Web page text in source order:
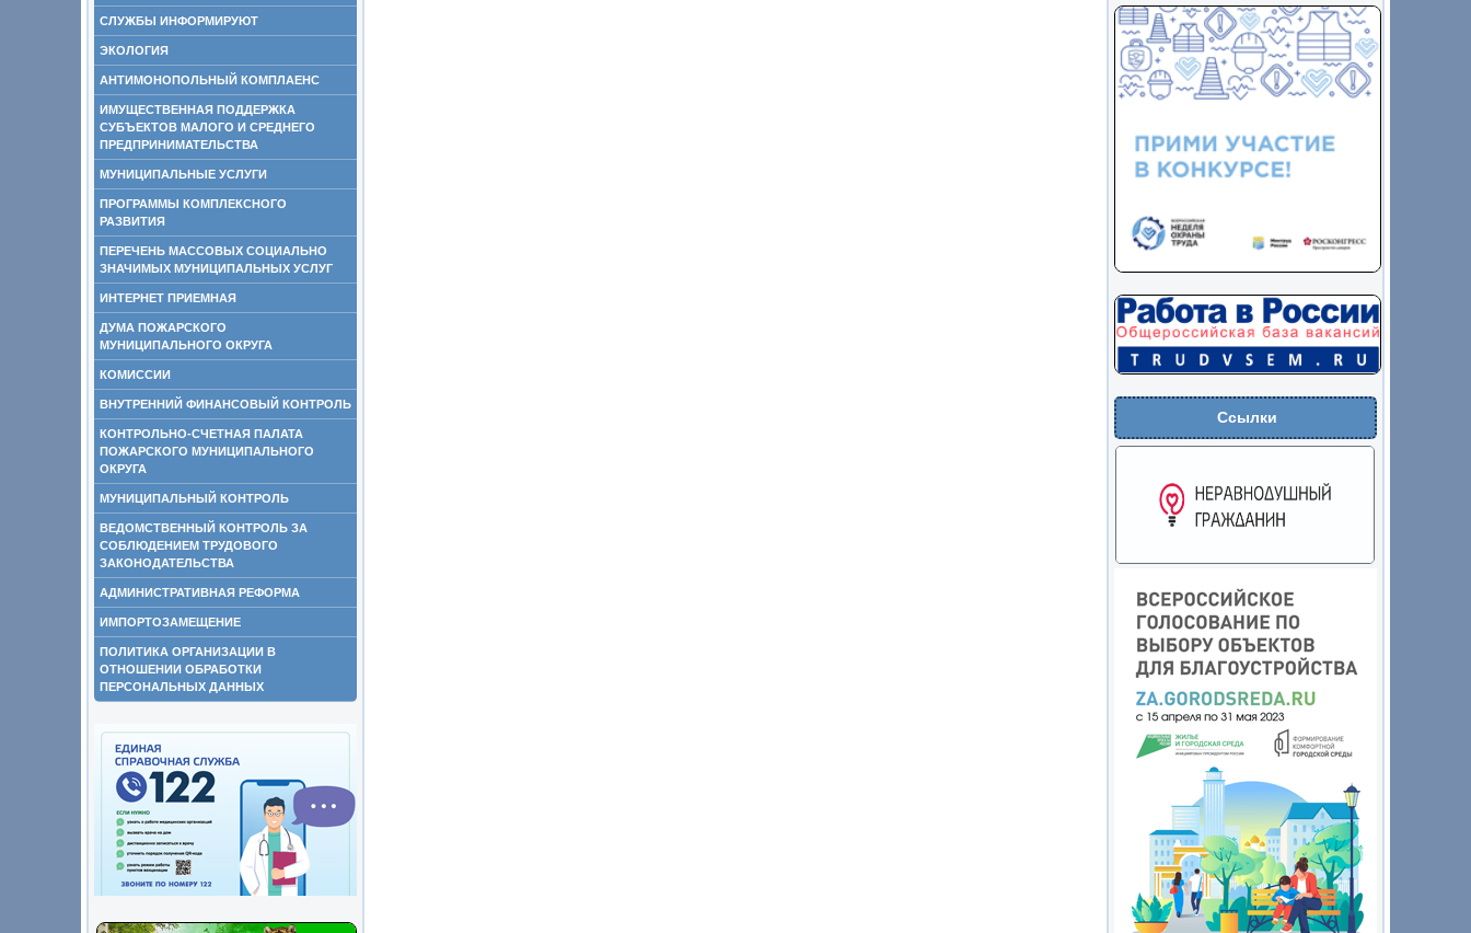
СЛУЖБЫ ИНФОРМИРУЮТ
ЭКОЛОГИЯ
АНТИМОНОПОЛЬНЫЙ КОМПЛАЕНС
ИМУЩЕСТВЕННАЯ ПОДДЕРЖКА
СУБЪЕКТОВ МАЛОГО И СРЕДНЕГО
ПРЕДПРИНИМАТЕЛЬСТВА
МУНИЦИПАЛЬНЫЕ УСЛУГИ
ПРОГРАММЫ КОМПЛЕКСНОГО
РАЗВИТИЯ
ПЕРЕЧЕНЬ МАССОВЫХ СОЦИАЛЬНО
ЗНАЧИМЫХ МУНИЦИПАЛЬНЫХ УСЛУГ
ИНТЕРНЕТ ПРИЕМНАЯ
ДУМА ПОЖАРСКОГО
МУНИЦИПАЛЬНОГО ОКРУГА
КОМИССИИ
ВНУТРЕННИЙ ФИНАНСОВЫЙ КОНТРОЛЬ
КОНТРОЛЬНО-СЧЕТНАЯ ПАЛАТА
ПОЖАРСКОГО МУНИЦИПАЛЬНОГО
ОКРУГА
МУНИЦИПАЛЬНЫЙ КОНТРОЛЬ
ВЕДОМСТВЕННЫЙ КОНТРОЛЬ ЗА
СОБЛЮДЕНИЕМ ТРУДОВОГО
ЗАКОНОДАТЕЛЬСТВА
АДМИНИСТРАТИВНАЯ РЕФОРМА
ИМПОРТОЗАМЕЩЕНИЕ
ПОЛИТИКА ОРГАНИЗАЦИИ В
ОТНОШЕНИИ ОБРАБОТКИ
ПЕРСОНАЛЬНЫХ ДАННЫХ
Ссылки